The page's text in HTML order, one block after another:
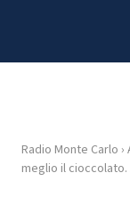
HOME
Radio Monte Carlo ›
meglio il